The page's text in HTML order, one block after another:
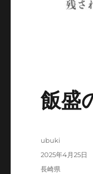
飯盛
投
ubuki
投
稿
2025年4月25日
カ
長崎県